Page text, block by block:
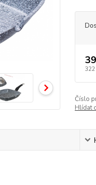
322
Číslo
Hlídat